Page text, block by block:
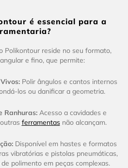
é essencial para a
Polikontour reside no seu formato,
e fino, que permite:
Polir ângulos e cantos internos
los ou danificar a geometria.
Ranhuras: Acesso a cavidades e
ferramentasnão alcançam.
Disponível em hastes e formatos
vibratórias e pistolas pneumáticas,
polimento em peças complexas.